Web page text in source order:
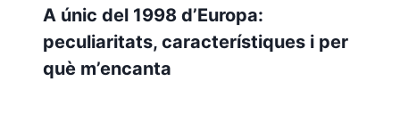
A únic del 1998 d’Europa:
peculiaritats, característiques i per
què m’encanta